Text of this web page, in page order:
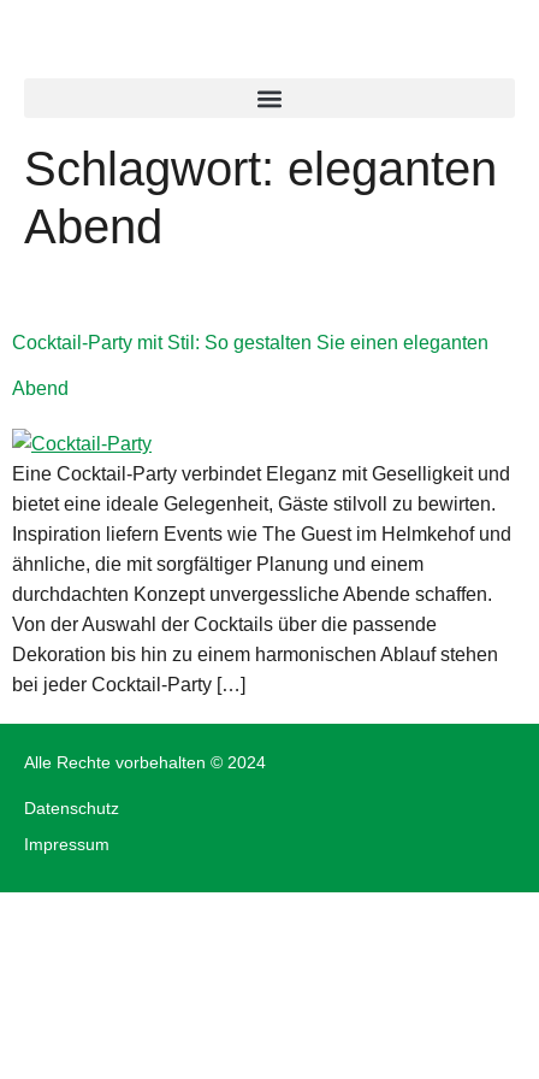
Schlagwort: eleganten
Abend
Cocktail-Party mit Stil: So gestalten Sie einen eleganten
Abend
Eine Cocktail-Party verbindet Eleganz mit Geselligkeit und
bietet eine ideale Gelegenheit, Gäste stilvoll zu bewirten.
Inspiration liefern Events wie The Guest im Helmkehof und
ähnliche, die mit sorgfältiger Planung und einem
durchdachten Konzept unvergessliche Abende schaffen.
Von der Auswahl der Cocktails über die passende
Dekoration bis hin zu einem harmonischen Ablauf stehen
bei jeder Cocktail-Party […]
Alle Rechte vorbehalten © 2024
Datenschutz
Impressum